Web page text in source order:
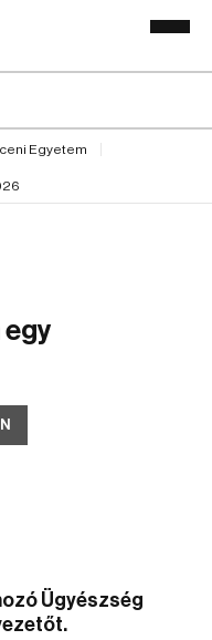
Egyetem
egy
Ügyészség